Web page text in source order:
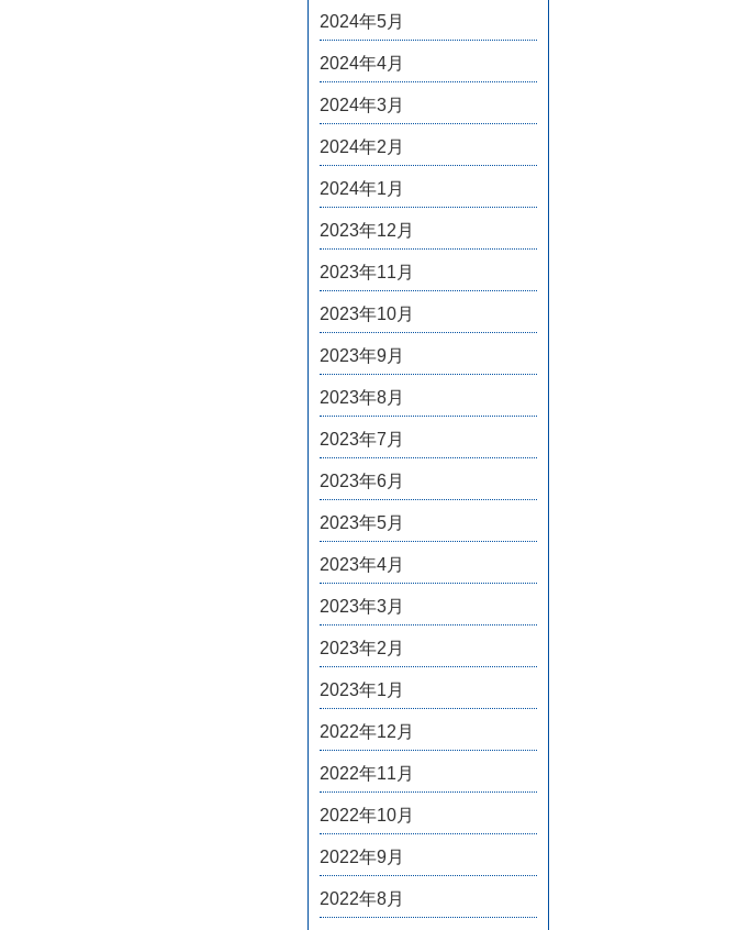
2024年5月
2024年4月
2024年3月
2024年2月
2024年1月
2023年12月
2023年11月
2023年10月
2023年9月
2023年8月
2023年7月
2023年6月
2023年5月
2023年4月
2023年3月
2023年2月
2023年1月
2022年12月
2022年11月
2022年10月
2022年9月
2022年8月